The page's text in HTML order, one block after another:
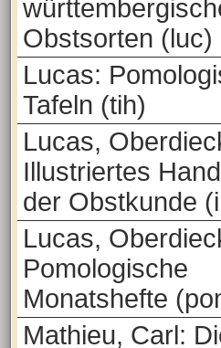
Obstsorten (luc)
Lucas:
Tafeln (tih)
Lucas,
Illustriertes
der Obstkunde
Lucas,
Pomologische
Monatshefte
Mathieu, Carl: